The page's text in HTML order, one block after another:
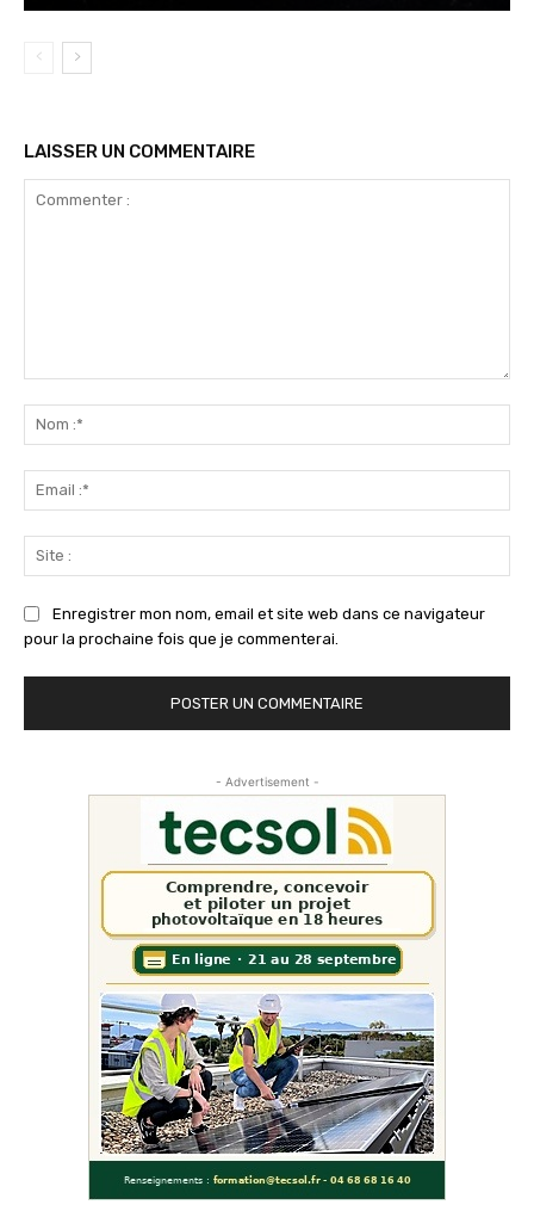
LAISSER UN COMMENTAIRE
Enregistrer mon nom, email et site web dans ce navigateur
pour la prochaine fois que je commenterai.
- Advertisement -